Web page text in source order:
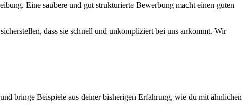
Eine saubere und gut strukturierte Bewerbung macht einen guten
dass sie schnell und unkompliziert bei uns ankommt. Wir
bringe Beispiele aus deiner bisherigen Erfahrung, wie du mit ähnlichen